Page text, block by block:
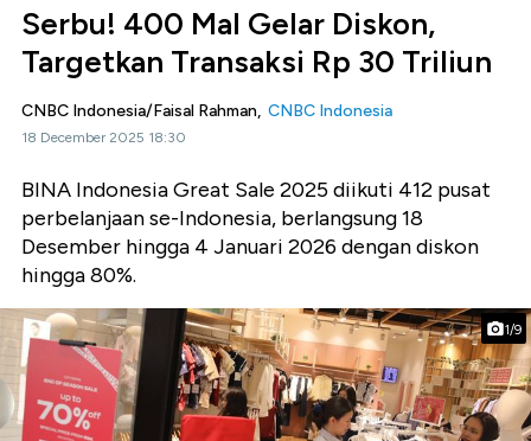
Serbu! 400 Mal Gelar Diskon,
Targetkan Transaksi Rp 30 Triliun
CNBC Indonesia/Faisal Rahman, CNBC Indonesia
18 December 2025 18:30
BINA Indonesia Great Sale 2025 diikuti 412 pusat
perbelanjaan se-Indonesia, berlangsung 18
Desember hingga 4 Januari 2026 dengan diskon
hingga 80%.
1/9